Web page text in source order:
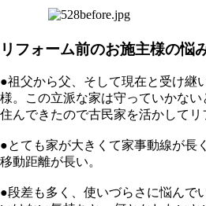
リフォーム前のお施主様の悩
●祖父から父、そして現在と受け継
様。この立派な家は守っていかな
住んできたので古民家を活かしてリ
●とても家が大きくて家事動線が長
移動距離が長い。
●段差も多く、使いづらさに悩んで